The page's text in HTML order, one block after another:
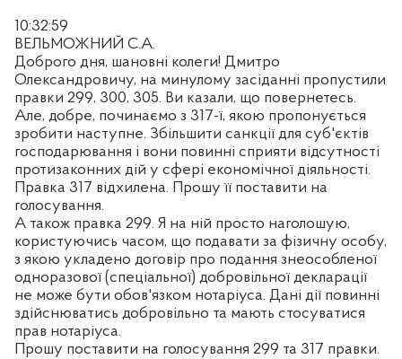
10:32:59
ВЕЛЬМОЖНИЙ С.А.
Доброго дня, шановні колеги! Дмитро
Олександровичу, на минулому засіданні пропустили
правки 299, 300, 305. Ви казали, що повернетесь.
Але, добре, починаємо з 317-ї, якою пропонується
зробити наступне. Збільшити санкції для суб'єктів
господарювання і вони повинні сприяти відсутності
протизаконних дій у сфері економічної діяльності.
Правка 317 відхилена. Прошу її поставити на
голосування.
А також правка 299. Я на ній просто наголошую,
користуючись часом, що подавати за фізичну особу,
з якою укладено договір про подання знеособленої
одноразової (спеціальної) добровільної декларації
не може бути обов'язком нотаріуса. Дані дії повинні
здійснюватись добровільно та мають стосуватися
прав нотаріуса.
Прошу поставити на голосування 299 та 317 правки.